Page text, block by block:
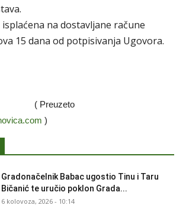
na dostavljane račune
15 dana od potpisivanja Ugovora.
)
Gradonačelnik Babac ugostio Tinu i Taru
Bičanić te uručio poklon Grada...
6 kolovoza, 2026 - 10:14